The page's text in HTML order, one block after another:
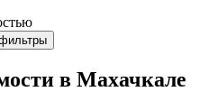
в Махачкале